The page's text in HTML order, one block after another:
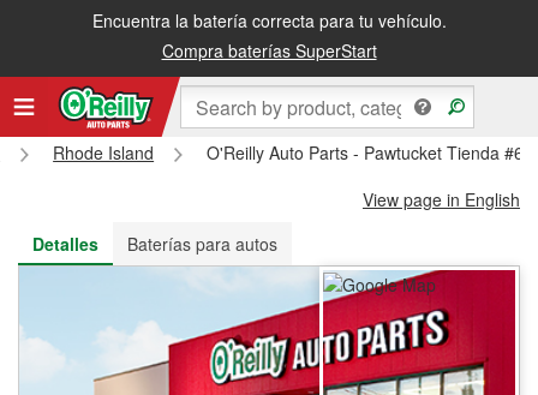
Encuentra la batería correcta para tu vehículo.
Compra baterías SuperStart
Recibe tu orden gratis al día siguiente o recógela en la tienda
Rhode Island
O'Reilly Auto Parts - Pawtucket Tienda
View page in English
Detalles
Baterías para autos